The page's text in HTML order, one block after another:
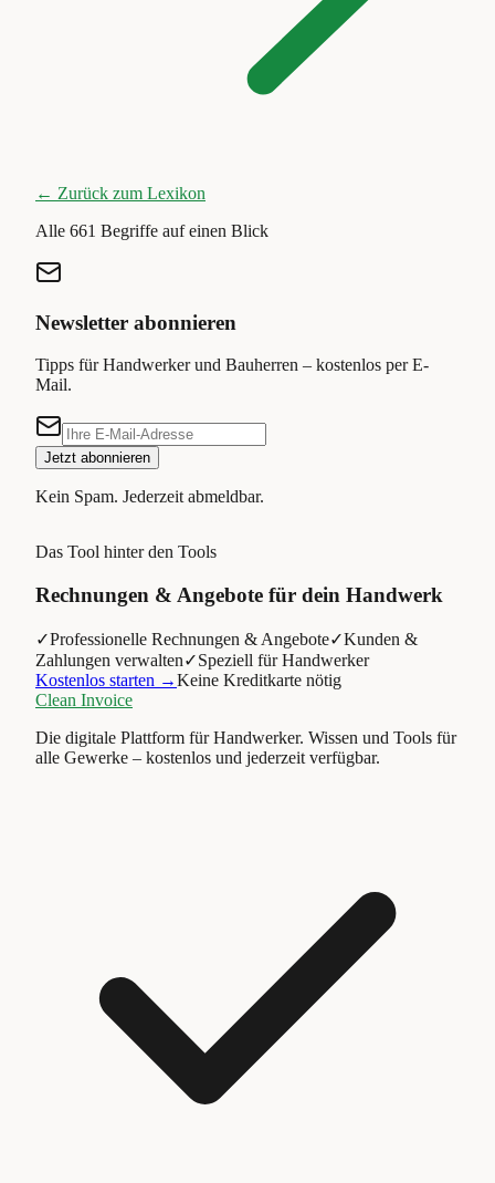
← Zurück zum Lexikon
Alle 661 Begriffe auf einen Blick
Newsletter abonnieren
Tipps für Handwerker und Bauherren – kostenlos per E-
Mail.
Jetzt abonnieren
Kein Spam. Jederzeit abmeldbar.
Das Tool hinter den Tools
Rechnungen & Angebote für dein Handwerk
✓Professionelle Rechnungen & Angebote✓Kunden &
Zahlungen verwalten✓Speziell für Handwerker
Kostenlos starten →Keine Kreditkarte nötig
Clean Invoice
Die digitale Plattform für Handwerker. Wissen und Tools für
alle Gewerke – kostenlos und jederzeit verfügbar.